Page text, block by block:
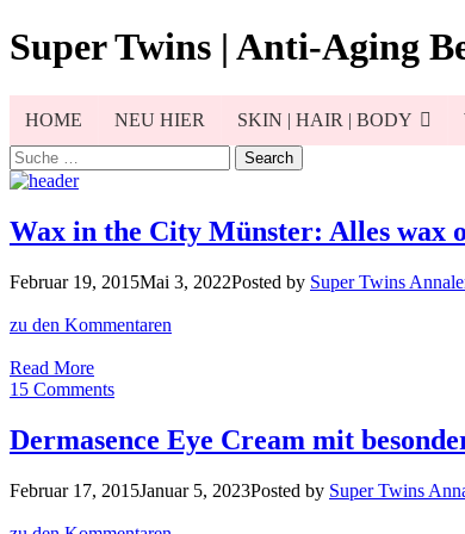
Skip
to
Super Twins | Anti-Aging
HOME NEU HIER SKIN | HAIR | BODY
Search
for:
Wax in the City Münster: Alles wax
Februar 19, 2015Mai 3, 2022Posted by Super Twins
zu den Kommentaren
Read MoreWax
in
Münster:
wax
15 Comments
Dermasence Eye Cream mit
Februar 17, 2015Januar 5, 2023Posted by Super Twins